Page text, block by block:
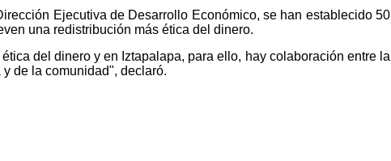
Ejecutiva de Desarrollo Económico, se han establecido 50
una redistribución más ética del dinero.
del dinero y en Iztapalapa, para ello, hay colaboración entre la
de la comunidad", declaró.